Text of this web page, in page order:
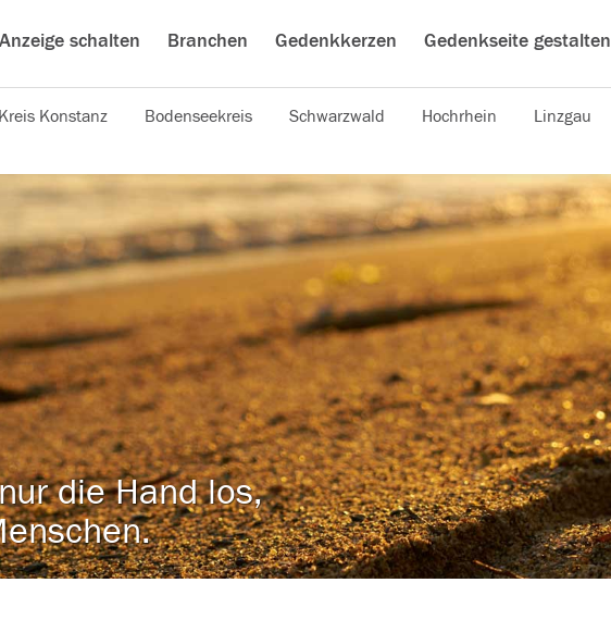
Anzeige schalten Branchen Gedenkkerzen Gedenkseite gestalten
Kreis Konstanz Bodenseekreis Schwarzwald Hochrhein Linzgau
die Hand los,